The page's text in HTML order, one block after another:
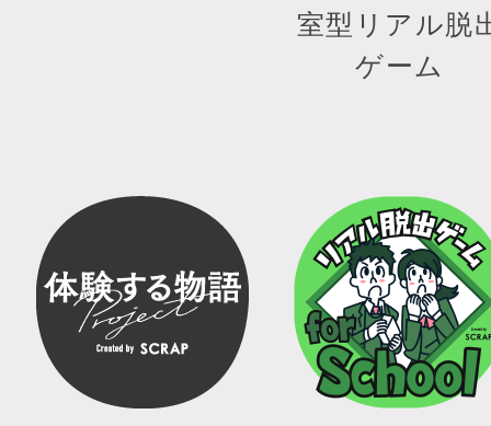
室型リアル脱
ゲーム